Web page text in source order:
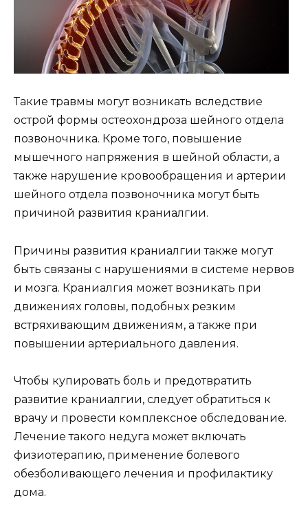
Такие травмы могут возникать вследствие
острой формы остеохондроза шейного отдела
позвоночника. Кроме того, повышение
мышечного напряжения в шейной области, а
также нарушение кровообращения и артерии
шейного отдела позвоночника могут быть
причиной развития краниалгии.
Причины развития краниалгии также могут
быть связаны с нарушениями в системе нервов
и мозга. Краниалгия может возникать при
движениях головы, подобных резким
встряхивающим движениям, а также при
повышении артериального давления.
Чтобы купировать боль и предотвратить
развитие краниалгии, следует обратиться к
врачу и провести комплексное обследование.
Лечение такого недуга может включать
физиотерапию, применение болевого
обезболивающего лечения и профилактику
дома.